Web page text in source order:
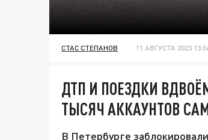
СТАС СТЕПАНОВ 11 АВГУСТА 2023
ДТП И ПОЕЗДКИ
ТЫСЯЧ АККАУНТОВ
В Петербурге